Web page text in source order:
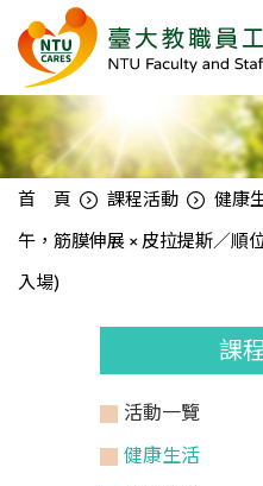
首 頁 課程活動 健康
午，筋膜伸展 × 皮拉提斯／順
入場)
課
活動一覽
健康生活